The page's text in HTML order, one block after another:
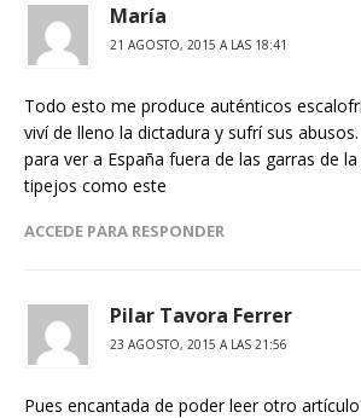
María
21 AGOSTO, 2015 A LAS 18:41
Todo esto me produce auténticos
viví de lleno la dictadura y sufrí sus
para ver a España fuera de las garras de
tipejos como este
ACCEDE PARA RESPONDER
Pilar Tavora Ferrer
23 AGOSTO, 2015 A LAS 21:56
Pues encantada de poder leer otro